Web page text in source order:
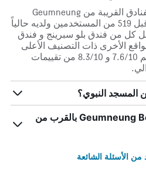
كاي ريزورت هو أحد أشهر الفنادق القريبة من Geumneung
Beach والذي تم تقييمه من قبل 519 من المستخدمين ولديه حالياً
تبلغ 9.0/10. يشمل كل من فندق بلو سبرينج و فندق
الأخرى ذات التصنيف الأعلى
والتي حصلت على درجة تقييم 7.6/10 و 8.3/10 من تقييمات
المسجد النبوي؟
ما هو الفندق الجيد في Geumneung Beach بالقرب من
الأسئلة الشائعة